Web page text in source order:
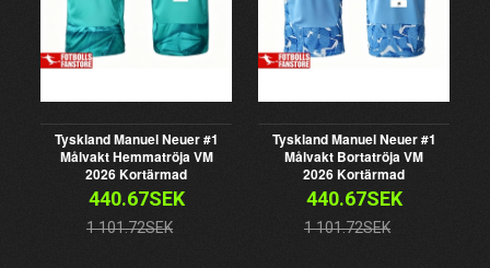
Tyskland Manuel Neuer #1
Målvakt Hemmatröja VM
2026 Kortärmad
440.67SEK
1 101.72SEK
Tyskland Manuel Neuer #1
Målvakt Bortatröja VM
2026 Kortärmad
440.67SEK
1 101.72SEK